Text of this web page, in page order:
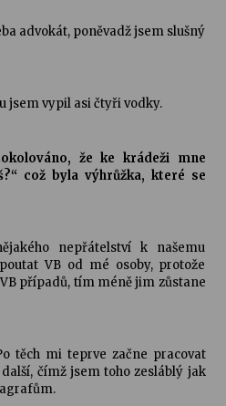
advokát, poněvadž jsem slušný
jsem vypil asi čtyři vodky.
že ke krádeži mne
což byla výhrůžka, které se
nepřátelství k našemu
VB od mé osoby, protože
případů, tím méně jim zůstane
těch mi teprve začne pracovat
čímž jsem toho zesláblý jak